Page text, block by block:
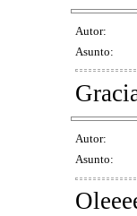
Autor:
Asunto:
Autor:
Asunto: